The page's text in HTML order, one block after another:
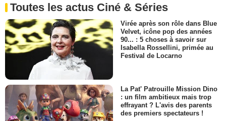
Toutes les actus Ciné & Séries
Virée après son rôle dans Blue
Velvet, icône pop des années
90... : 5 choses à savoir sur
Isabella Rossellini, primée au
Festival de Locarno
La Pat' Patrouille Mission Dino
: un film ambitieux mais trop
effrayant ? L'avis des parents
des premiers spectateurs !